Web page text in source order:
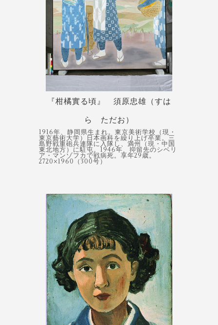
『柑橘實る頃』 須原忠雄（すは
ら ただお）
1916年、静岡県生まれ。東京美術学校（現・
東京藝術大学）日本画科を繰り上げ卒業。三
島野戦重砲兵連隊に入隊し、満州（現・中国
東北地方）に駐屯。1946年、抑留先のシベリ
ア・マンゾフカで戦病死。享年29歳。
2720×1960（300号）